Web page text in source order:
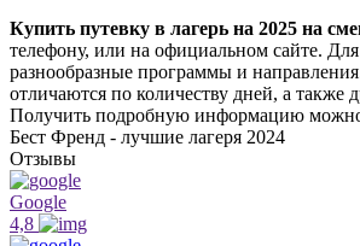
Купить путевку в лагерь на 2025 на
телефону, или на официальном сайте.
разнообразные программы и
отличаются по количеству дней, а также
Получить подробную информацию
Бест Френд - лучшие лагеря 2024
Отзывы
Google
4,8